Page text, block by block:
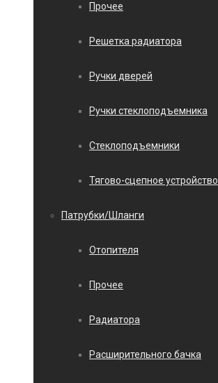
Прочее
Решетка радиатора
Ручки дверей
Ручки стеклоподъемника
Стеклоподъемники
Тягово-сцепное устройство
Патрубки/Шланги
Отопителя
Прочее
Радиатора
Расширительного бачка